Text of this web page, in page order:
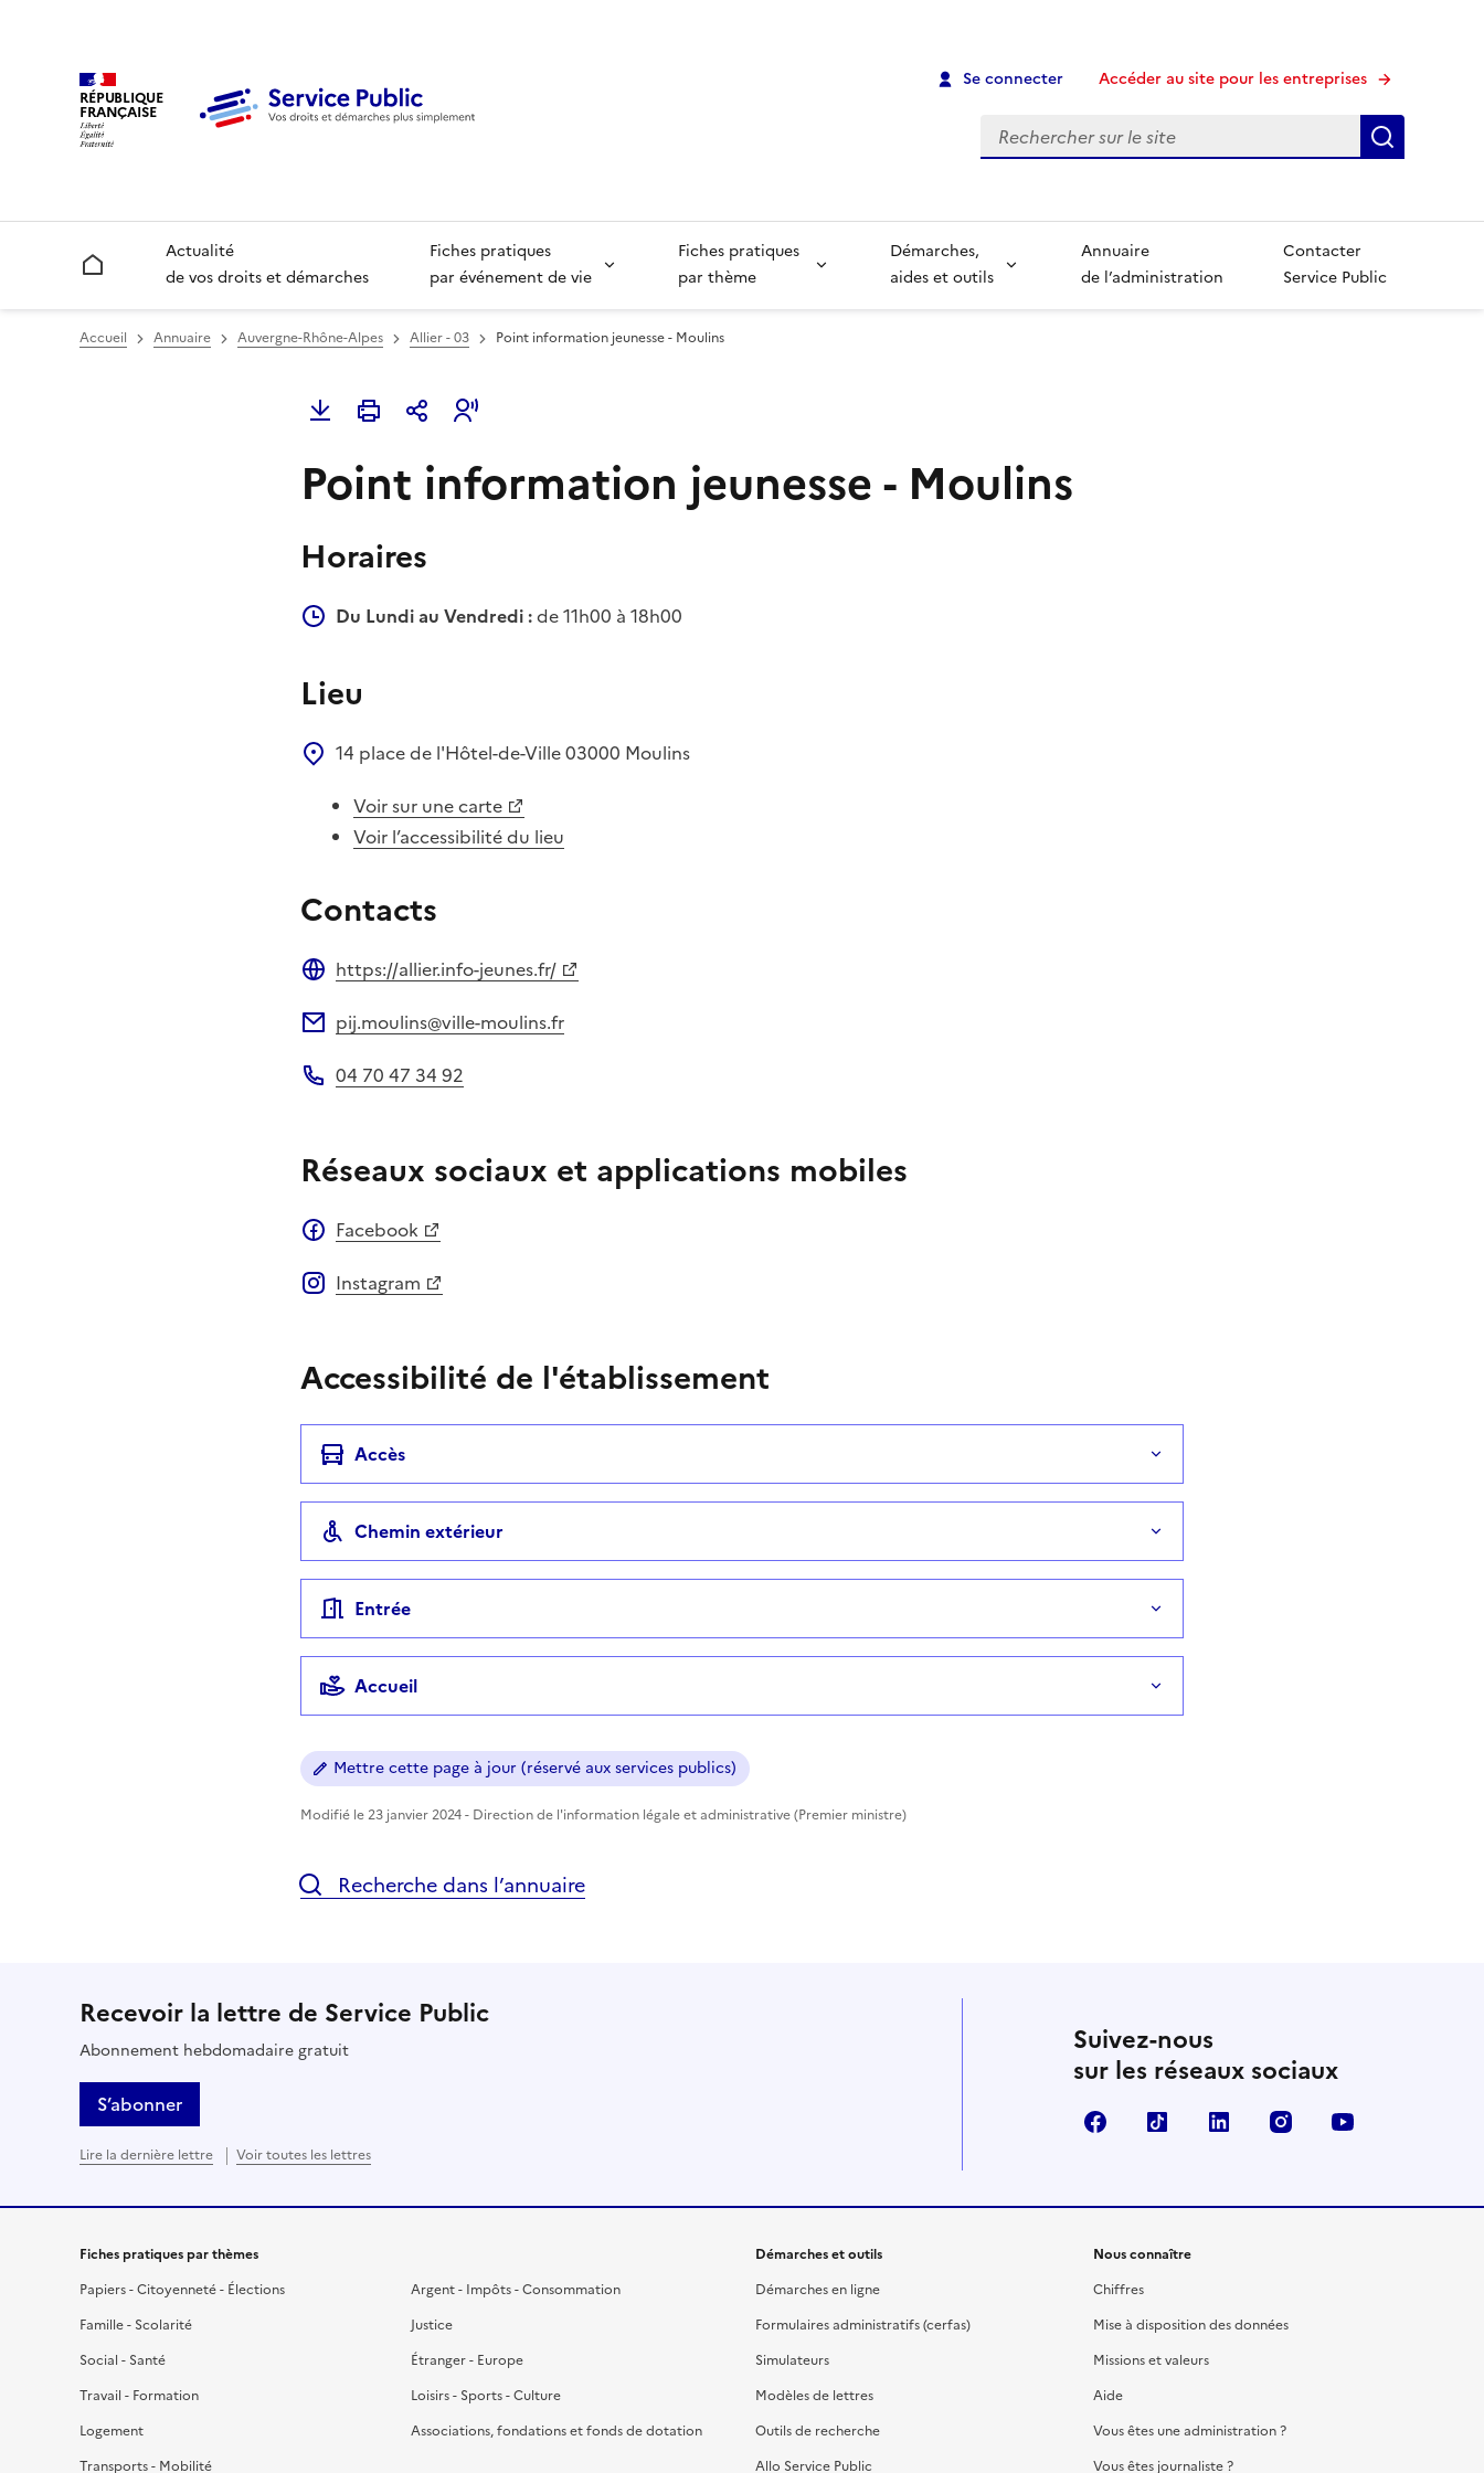
RÉPUBLIQUE
FRANÇAISE
Se connecter Accéder au site pour les entreprises
Recherche
Accueil
Actualité
de vos droits et démarches
Fiches pratiques
par événement de vie
Fiches pratiques
par thème
Démarches,
aides et outils
Annuaire
de l’administration
Contacter
Service Public
Accueil Annuaire Auvergne-Rhône-Alpes Allier - 03 Point information jeunesse - Moulins
Point information jeunesse - Moulins
Horaires
Du Lundi au Vendredi :de 11h00 à 18h00
Lieu
14 place de l'Hôtel-de-Ville03000 Moulins
Voir sur une carte
Voir l’accessibilité du lieu
Contacts
https://allier.info-jeunes.fr/
pij.moulins@ville-moulins.fr
04 70 47 34 92
Réseaux sociaux et applications mobiles
Facebook
Instagram
Accessibilité de l'établissement
Accès
Chemin extérieur
Entrée
Accueil
Mettre cette page à jour (réservé aux services publics)
Modifié le 23 janvier 2024 - Direction de l'information légale et administrative (Premier ministre)
Recherche dans l’annuaire
Recevoir la lettre de Service Public
Abonnement hebdomadaire gratuit
S’abonner
Lire la dernière lettre Voir toutes les lettres
Suivez-nous
sur les réseaux sociaux
FacebookTikTok LinkedIn Instagram
Fiches pratiques par thèmes
Papiers - Citoyenneté - Élections
Famille - Scolarité
Social - Santé
Travail - Formation
Logement
Transports - Mobilité
Argent - Impôts - Consommation
Justice
Étranger - Europe
Loisirs - Sports - Culture
Associations, fondations et fonds de dotation
Démarches et outils
Démarches en ligne
Formulaires administratifs (cerfas)
Simulateurs
Modèles de lettres
Outils de recherche
Allo Service Public
Nous connaître
Chiffres
Mise à disposition des données
Missions et valeurs
Aide
Vous êtes une administration ?
Vous êtes journaliste ?